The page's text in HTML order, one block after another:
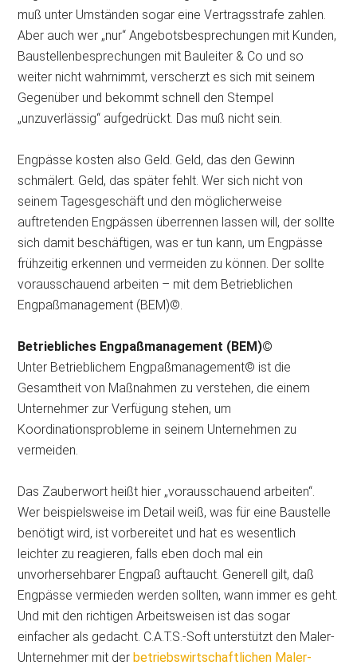
muß unter Umständen sogar eine Vertragsstrafe zahlen.
Aber auch wer „nur“ Angebotsbesprechungen mit Kunden,
Baustellenbesprechungen mit Bauleiter & Co und so
weiter nicht wahrnimmt, verscherzt es sich mit seinem
Gegenüber und bekommt schnell den Stempel
„unzuverlässig“ aufgedrückt. Das muß nicht sein.
Engpässe kosten also Geld. Geld, das den Gewinn
schmälert. Geld, das später fehlt. Wer sich nicht von
seinem Tagesgeschäft und den möglicherweise
auftretenden Engpässen überrennen lassen will, der sollte
sich damit beschäftigen, was er tun kann, um Engpässe
frühzeitig erkennen und vermeiden zu können. Der sollte
vorausschauend arbeiten – mit dem Betrieblichen
Engpaßmanagement (BEM)©.
Betriebliches Engpaßmanagement (BEM)©
Unter Betrieblichem Engpaßmanagement© ist die
Gesamtheit von Maßnahmen zu verstehen, die einem
Unternehmer zur Verfügung stehen, um
Koordinationsprobleme in seinem Unternehmen zu
vermeiden.
Das Zauberwort heißt hier „vorausschauend arbeiten“.
Wer beispielsweise im Detail weiß, was für eine Baustelle
benötigt wird, ist vorbereitet und hat es wesentlich
leichter zu reagieren, falls eben doch mal ein
unvorhersehbarer Engpaß auftaucht. Generell gilt, daß
Engpässe vermieden werden sollten, wann immer es geht.
Und mit den richtigen Arbeitsweisen ist das sogar
einfacher als gedacht. C.A.T.S.-Soft unterstützt den Maler-
Unternehmer mit derbetriebswirtschaftlichen Maler-